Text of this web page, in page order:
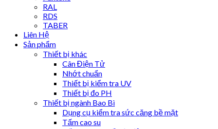
RAL
RDS
TABER
Liên Hệ
Sản phẩm
Thiết bị khác
Cân Điện Tử
Nhớt chuẩn
Thiết bị kiểm tra UV
Thiết bị đo PH
Thiết bị ngành Bao Bì
Dụng cụ kiểm tra sức căng bề mặt
Tấm cao su